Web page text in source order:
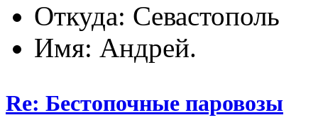
Откуда: Севастополь
Имя: Андрей.
Re: Бестопочные паровозы